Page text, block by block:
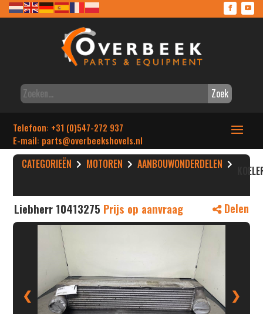
Zoek
Telefoon: +31 (0)547-272 937
E-mail: parts@overbeekshovels.nl
CATEGORIEËN MOTOREN AANBOUWONDERDELEN
Liebherr 10413275 Prijs op aanvraag Delen
❮ ❯